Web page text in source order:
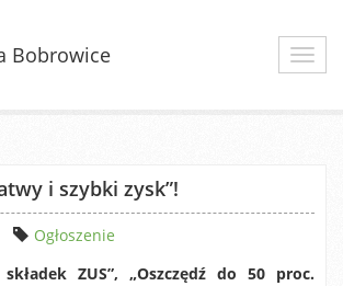
Bobrowice
i szybki zysk”!
Ogłoszenie
składek ZUS”, „Oszczędź do 50 proc.